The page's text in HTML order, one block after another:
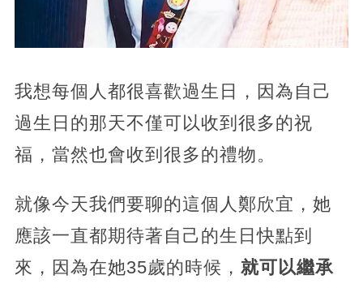
我想每個人都很喜歡過生日，因為自己
過生日的那天不僅可以收到很多的祝
福，當然也會收到很多的禮物。
就像今天我們要聊的這個人鄭欣宜，她
應該一直都期待著自己的生日快點到
來，因為在她35歲的時候， 就可以繼承